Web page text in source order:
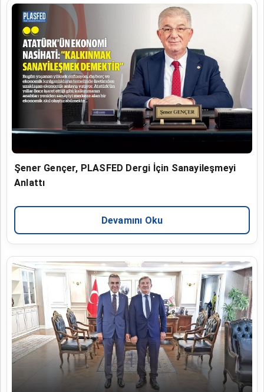
Şener Gençer, PLASFED Dergi İçin Sanayileşmeyi
Anlattı
Devamını Oku